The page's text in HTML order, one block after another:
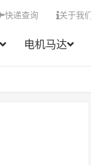
电机马达
快递查询 关于我们